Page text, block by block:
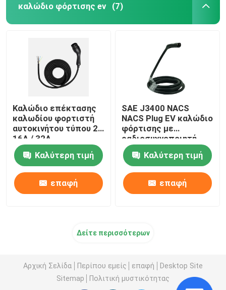
καλώδιο φόρτισης ev (7)
Καλώδιο επέκτασης
καλωδίου φορτιστή
αυτοκινήτου τύπου 2
16A / 32A
Μονοφασικό
Καλύτερη τιμή
επαφή
SAE J3400 NACS
NACS Plug EV καλώδιο
φόρτισης με
ραδιοσυχνοποιητή
Tesla EV όπλο
φόρτισηςΚαλύτερη τιμή
επαφή
Δείτε περισσότερων
Αρχική Σελίδα Περίπου εμείς επαφή
Desktop Site
Sitemap
Πολιτική μυστικότητας